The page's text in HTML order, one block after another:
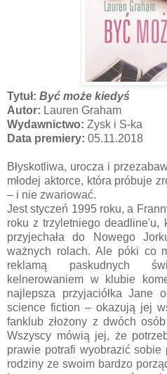
Tytuł: Być może kiedyś
Autor: Lauren Graham
Wydawnictwo: Zysk i S-ka
Data premiery: 05.11.2018
Błyskotliwa, urocza i
młodej aktorce, która próbuje
– i nie zwariować.
Jest styczeń 1995 roku, a
roku z trzyletniego deadline'u,
przyjechała do Nowego
ważnych rolach. Ale póki co
reklamą paskudnych
kelnerowaniem w klubie
najlepsza przyjaciółka Jane
science fiction – okazują jej
fanklub złożony z dwóch
Wszyscy mówią jej, że
prawie potrafi wyobrazić sobie
rodziny ze swoim bardzo